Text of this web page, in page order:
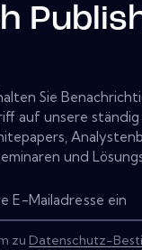
Sie
auf unsere
und
zu Datenschutz-